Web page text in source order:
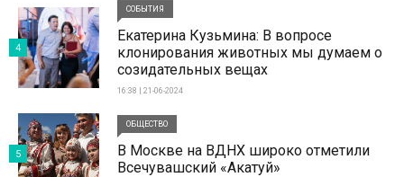
СОБЫТИЯ
Екатерина Кузьмина: В вопросе
клонирования животных мы думаем о
созидательных вещах
16:38 | 21-06-2024
4
ОБЩЕСТВО
В Москве на ВДНХ широко отметили
Всечувашский «Акатуй»
5